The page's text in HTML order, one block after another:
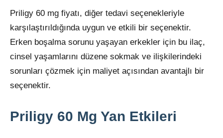
Priligy 60 mg fiyatı, diğer tedavi seçenekleriyle
karşılaştırıldığında uygun ve etkili bir seçenektir.
Erken boşalma sorunu yaşayan erkekler için bu ilaç,
cinsel yaşamlarını düzene sokmak ve ilişkilerindeki
sorunları çözmek için maliyet açısından avantajlı bir
seçenektir.
Priligy 60 Mg Yan Etkileri